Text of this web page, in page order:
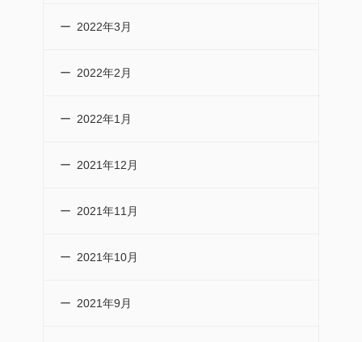
2022年3月
2022年2月
2022年1月
2021年12月
2021年11月
2021年10月
2021年9月